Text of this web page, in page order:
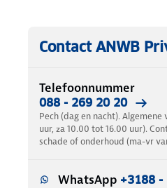
Contact ANWB
Telefoonnummer
088 - 269 20 20
Pech (dag en nacht).
uur, za 10.00 tot 16.00 uur).
schade of onderhoud (ma-vr
WhatsApp +3188 -